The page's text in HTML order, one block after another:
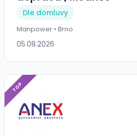
Dle domluvy
Manpower • Brno
05.08.2026
TOP